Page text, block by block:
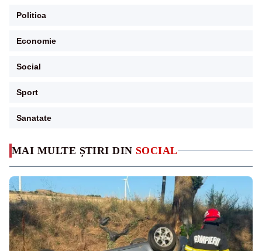
MAI MULTE ȘTIRI DIN SOCIAL
Politica
Economie
Social
Sport
Sanatate